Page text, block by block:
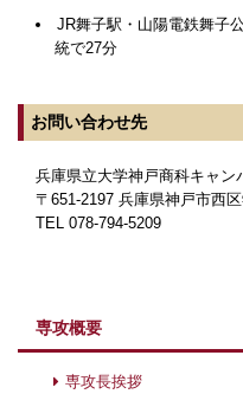
JR舞子駅・山陽電鉄舞子
統で27分
お問い合わせ先
兵庫県立大学神戸商科キャン
〒651-2197 兵庫県神戸市西
TEL 078-794-5209
専攻概要
専攻長挨拶